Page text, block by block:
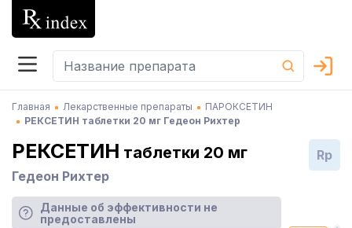
Главная Лекарственные препараты
ПАРОКСЕТИН
РЕКСЕТИН таблетки 20 мг Гедеон Рихтер
РЕКСЕТИН таблетки 20 мг
Гедеон Рихтер
Rp
Данные об эффективности не
предоставлены